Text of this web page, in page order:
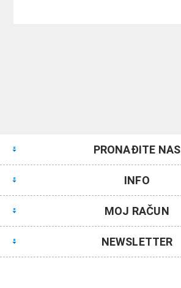
PRONAĐITE NAS
INFO
MOJ RAČUN
NEWSLETTER